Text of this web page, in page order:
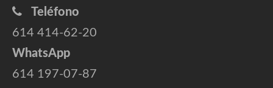
Teléfono
614 414-62-20
WhatsApp
614 197-07-87